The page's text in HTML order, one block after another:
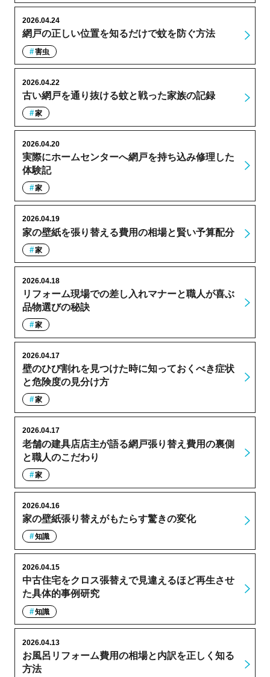
網戸の正しい位置を知るだけで蚊を防ぐ方法
2026.04.24
害虫
古い網戸を通り抜ける蚊と戦った家族の記録
2026.04.22
家
実際にホームセンターへ網戸を持ち込み修理した
体験記
2026.04.20
家
家の壁紙を張り替える費用の相場と賢い予算配分
2026.04.19
家
リフォーム現場での差し入れマナーと職人が喜ぶ
品物選びの秘訣
2026.04.18
家
壁のひび割れを見つけた時に知っておくべき症状
と危険度の見分け方
2026.04.17
家
老舗の建具店店主が語る網戸張り替え費用の裏側
と職人のこだわり
2026.04.17
家
家の壁紙張り替えがもたらす驚きの変化
2026.04.16
知識
中古住宅をクロス張替えで見違えるほど再生させ
た具体的事例研究
2026.04.15
知識
お風呂リフォーム費用の相場と内訳を正しく知る
方法
2026.04.13